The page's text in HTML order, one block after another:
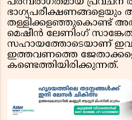
ഭാഗ്യപരീക്ഷണങ്ങളെയും
തള്ളിക്കളഞ്ഞുകൊണ്ട്
മെഷീൻ ലേണിംഗ്
സഹായത്തോടെയാണ്
ഇത്തവണത്തെ
കണ്ടെത്തിയിരിക്കുന്നത്.